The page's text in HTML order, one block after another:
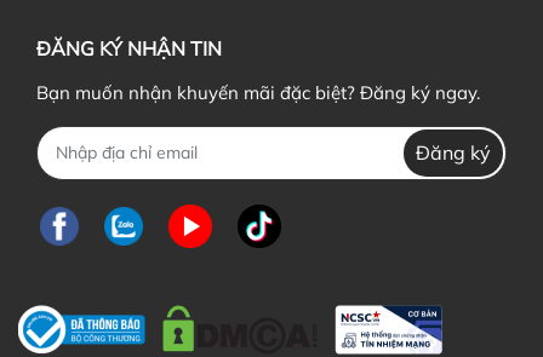
ĐĂNG KÝ NHẬN TIN
Bạn muốn nhận khuyến mãi đặc biệt? Đăng ký ngay.
Đăng ký